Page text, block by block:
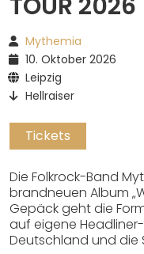
Mythemia
10. Oktober 2026
Leipzig
Hellraiser
Tickets
Die Folkrock-Band
brandneuen Album
Gepäck geht die
auf eigene
Deutschland und die